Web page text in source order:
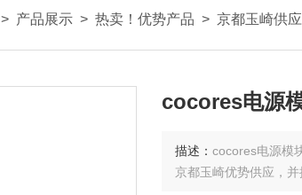
> 产品展示 > 热卖！优势产品 > 京都玉崎供应
cocores电源
描述：cocores电源模
京都玉崎优势供应，并